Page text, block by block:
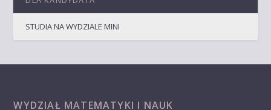
STUDIA NA WYDZIALE MINI
WYDZIAŁ MATEMATYKI I NAUK